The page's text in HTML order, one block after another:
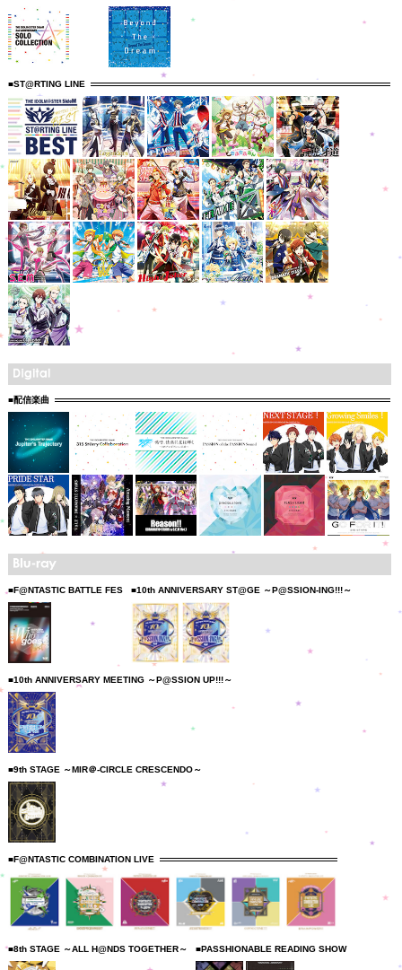
■ST@RTING LINE
■配信楽曲
■F@NTASTIC BATTLE FES ■10th ANNIVERSARY ST@GE ～P@SSION-ING!!!～
■10th ANNIVERSARY MEETING ～P@SSION UP!!!～
■9th STAGE ～MIR＠-CIRCLE CRESCENDO～
■F@NTASTIC COMBINATION LIVE
■8th STAGE ～ALL H@NDS TOGETHER～ ■PASSHIONABLE READING SHOW